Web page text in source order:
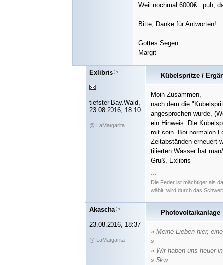
Weil nochmal 6000€...puh,
Bitte, Danke für Antworten!
Gottes Segen
Margit
Exlibris
tiefster Bay.Wald,
23.08.2016, 18:10
@ LaMargarita
Kübelspritze /
Moin Zusammen,
nach dem die
angesprochen wurde,
ein Hinweis. Die
reit sein. Bei normalen
Zeitabständen erneuert
tilierten Wasser hat
Gruß, Exlibris
---
Die Feder ist mächtiger als
wählt, wird durch das
Akascha
23.08.2016, 18:37
@ LaMargarita
Photovoltaikanlage
» Meine Lieben hier,
»
» Wir haben uns heuer
» 5kw.